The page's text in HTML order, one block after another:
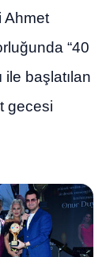
Ahmet
“40
ile başlatılan
gecesi